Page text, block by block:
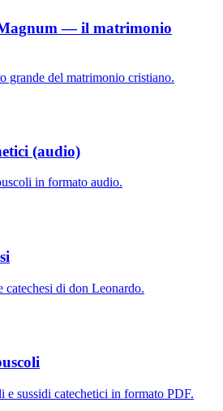
— il matrimonio
grande del matrimonio cristiano.
(audio)
in formato audio.
catechesi di don Leonardo.
e sussidi catechetici in formato PDF.